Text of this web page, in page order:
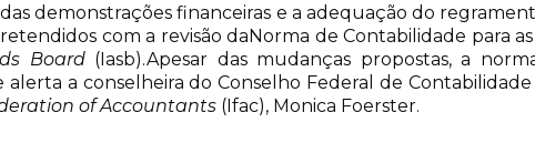
demonstrações financeiras e a adequação do
com a revisão daNorma de Contabilidade para
Board(Iasb).Apesar das mudanças propostas, a
a conselheira do Conselho Federal de Contabilidade
of Accountants (Ifac), Monica Foerster.